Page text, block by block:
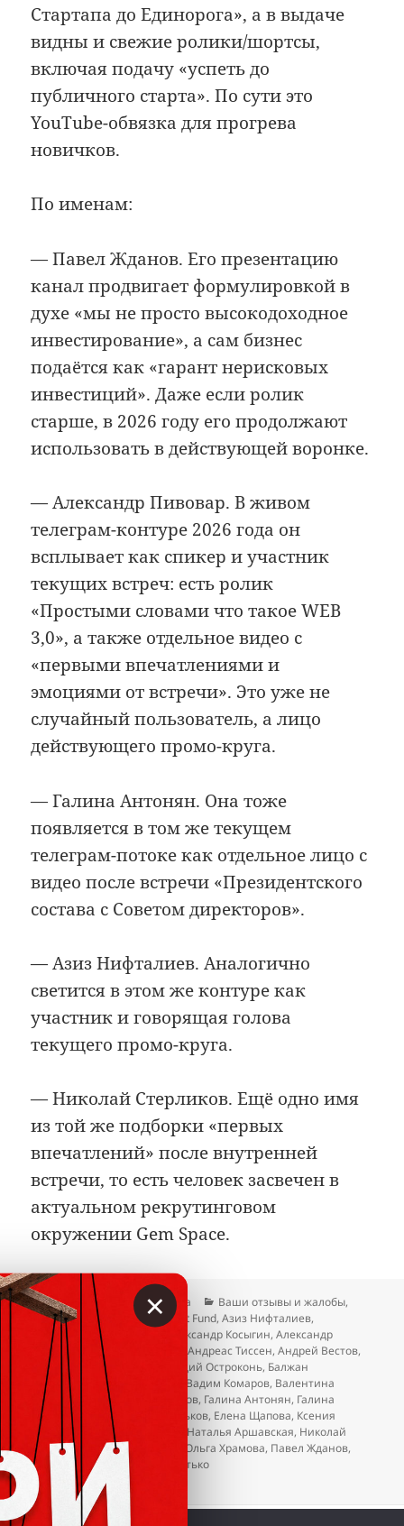
Стартапа до Единорога», а в выдаче
видны и свежие ролики/шортсы,
включая подачу «успеть до
публичного старта». По сути это
YouTube-обвязка для прогрева
новичков.
По именам:
— Павел Жданов. Его презентацию
канал продвигает формулировкой в
духе «мы не просто высокодоходное
инвестирование», а сам бизнес
подаётся как «гарант нерисковых
инвестиций». Даже если ролик
старше, в 2026 году его продолжают
использовать в действующей воронке.
— Александр Пивовар. В живом
телеграм-контуре 2026 года он
всплывает как спикер и участник
текущих встреч: есть ролик
«Простыми словами что такое WEB
3,0», а также отдельное видео с
«первыми впечатлениями и
эмоциями от встречи». Это уже не
случайный пользователь, а лицо
действующего промо-круга.
— Галина Антонян. Она тоже
появляется в том же текущем
телеграм-потоке как отдельное лицо с
видео после встречи «Президентского
состава с Советом директоров».
— Азиз Нифталиев. Аналогично
светится в этом же контуре как
участник и говорящая голова
текущего промо-круга.
— Николай Стерликов. Ещё одно имя
из той же подборки «первых
впечатлений» после внутренней
встречи, то есть человек засвечен в
актуальном рекрутинговом
окружении Gem Space.
Опубликовано
20.04.2026 Автор
Гость сайта Рубрики
Ваши отзывы и жалобы,
Отзывы
Метки
TreeD Investment Fund,Азиз Нифталиев,
Александр Качановский
Александр Косыгин,Александр
Пивовар
Альфия Айбушева ,Андреас Тиссен,Андрей Вестов,
Антонина Новоселова
Аркадий Остроконь, Балжан
Молдасанова , Вадим Комаров, Валентина
Муромцева
Валерий Остриков, Галина Антонян, Галина
Здоровцова
Дмитрий Васильков, Елена Щапова, Ксения
Горбачева
Лариса Ерёмина Наталья Аршавская, Николай
Стерликов
Нусрат Оруджев Ольга Храмова, Павел Жданов,
Татьяна Тарасова
, Эдуард Витько
Добавить комментарий
×